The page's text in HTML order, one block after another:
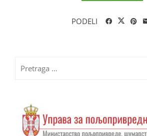
PODELI
za: